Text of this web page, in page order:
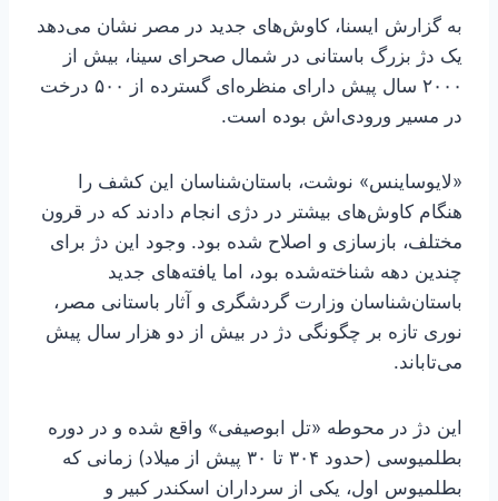
به گزارش ایسنا، کاوش‌های جدید در مصر نشان می‌دهد
یک دژ بزرگ باستانی در شمال صحرای سینا، بیش از
۲۰۰۰ سال پیش دارای منظره‌ای گسترده از ۵۰۰ درخت
در مسیر ورودی‌اش بوده است.
«لایوساینس» نوشت، باستان‌شناسان این کشف را
هنگام کاوش‌های بیشتر در دژی انجام دادند که در قرون
مختلف، بازسازی و اصلاح شده بود. وجود این دژ برای
چندین دهه شناخته‌شده بود، اما یافته‌های جدید
باستان‌شناسان وزارت گردشگری و آثار باستانی مصر،
نوری تازه بر چگونگی دژ در بیش از دو هزار سال پیش
می‌تاباند.
این دژ در محوطه «تل ابوصیفی» واقع شده و در دوره
بطلمیوسی (حدود ۳۰۴ تا ۳۰ پیش از میلاد) زمانی که
بطلمیوس اول، یکی از سرداران اسکندر کبیر و